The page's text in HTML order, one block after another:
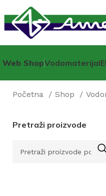
Web ShopVodomaterijal
Početna Shop
Pretraži proizvode